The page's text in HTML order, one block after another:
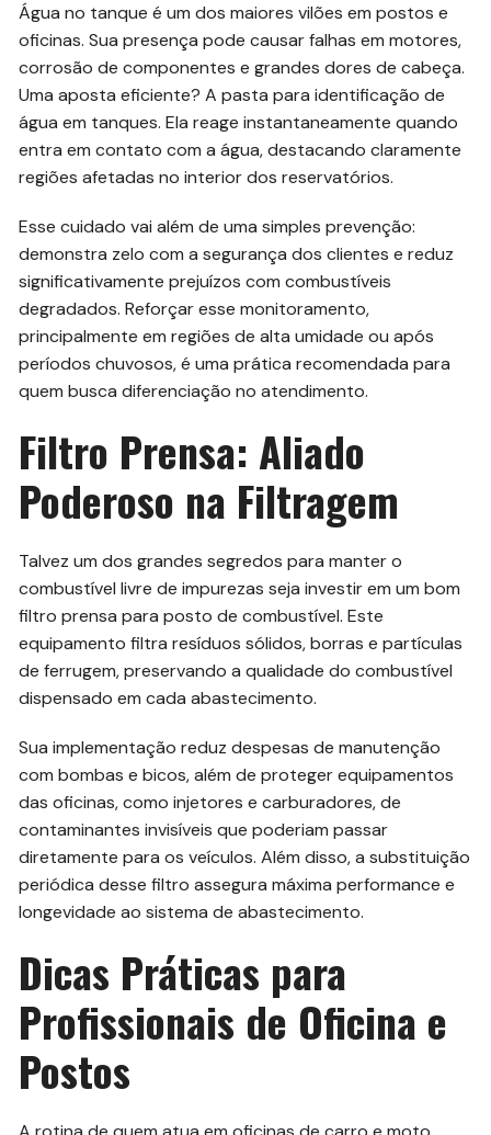
Água no tanque é um dos maiores vilões em postos e
oficinas. Sua presença pode causar falhas em motores,
corrosão de componentes e grandes dores de cabeça.
Uma aposta eficiente? A pasta para identificação de
água em tanques. Ela reage instantaneamente quando
entra em contato com a água, destacando claramente
regiões afetadas no interior dos reservatórios.
Esse cuidado vai além de uma simples prevenção:
demonstra zelo com a segurança dos clientes e reduz
significativamente prejuízos com combustíveis
degradados. Reforçar esse monitoramento,
principalmente em regiões de alta umidade ou após
períodos chuvosos, é uma prática recomendada para
quem busca diferenciação no atendimento.
Filtro Prensa: Aliado
Poderoso na Filtragem
Talvez um dos grandes segredos para manter o
combustível livre de impurezas seja investir em um bom
filtro prensa para posto de combustível. Este
equipamento filtra resíduos sólidos, borras e partículas
de ferrugem, preservando a qualidade do combustível
dispensado em cada abastecimento.
Sua implementação reduz despesas de manutenção
com bombas e bicos, além de proteger equipamentos
das oficinas, como injetores e carburadores, de
contaminantes invisíveis que poderiam passar
diretamente para os veículos. Além disso, a substituição
periódica desse filtro assegura máxima performance e
longevidade ao sistema de abastecimento.
Dicas Práticas para
Profissionais de Oficina e
Postos